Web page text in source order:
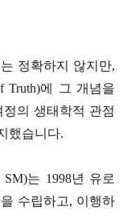
정확하지 않지만,
Truth)에 그 개념을
정의 생태학적 관점
했습니다.
는 1998년 유로
수립하고, 이행하